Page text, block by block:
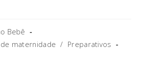
Bebê
maternidade / Preparativos